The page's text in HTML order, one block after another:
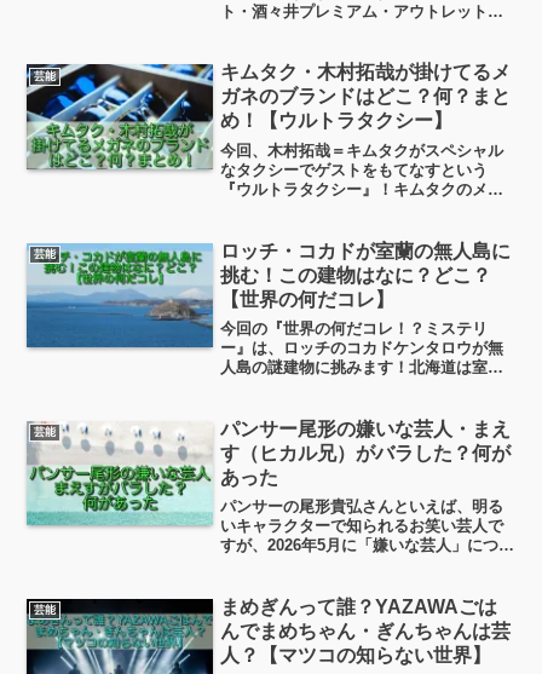
ト・酒々井プレミアム・アウトレット！
組んで「おもしろアウトレットの人」に
なりきって有吉の壁を超え...
芸能
キムタク・木村拓哉が掛けてるメ
ガネのブランドはどこ？何？まと
め！【ウルトラタクシー】
今回、木村拓哉＝キムタクがスペシャル
なタクシーでゲストをもてなすという
『ウルトラタクシー』！キムタクのメガ
すよね。というわけでここではキムタク
が掛けているメガネの主要ブランドまと
めを書いてみたいと思います！
芸能
ロッチ・コカドが室蘭の無人島に
挑む！この建物はなに？どこ？
【世界の何だコレ】
今回の『世界の何だコレ！？ミステリ
ー』は、ロッチのコカドケンタロウが無
人島の謎建物に挑みます！北海道は室蘭
建物があります。この無人島の謎建物
に、ロッチのコカドケンタロウ...
芸能
パンサー尾形の嫌いな芸人・まえ
す（ヒカル兄）がバラした？何が
あった
パンサーの尾形貴弘さんといえば、明る
いキャラクターで知られるお笑い芸人で
すが、2026年5月に「嫌いな芸人」につい
が、人気YouTuber・ヒカルさんの兄であ
る「まえす」さんのSNS投稿だったんで
す。一体何があったのか？
芸能
まめぎんって誰？YAZAWAごは
んでまめちゃん・ぎんちゃんは芸
人？【マツコの知らない世界】